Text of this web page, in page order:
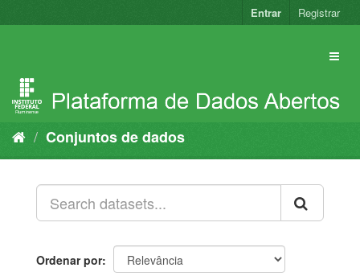
para
Entrar Registrar
Conjuntos de dados
Ordenar por